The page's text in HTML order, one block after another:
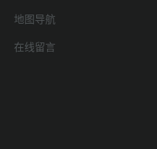
地图导航
在线留言